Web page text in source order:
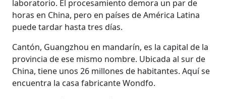
laboratorio. El procesamiento demora un par de
horas en China, pero en países de América Latina
puede tardar hasta tres días.
Cantón, Guangzhou en mandarín, es la capital de la
provincia de ese mismo nombre. Ubicada al sur de
China, tiene unos 26 millones de habitantes. Aquí se
encuentra la casa fabricante Wondfo.